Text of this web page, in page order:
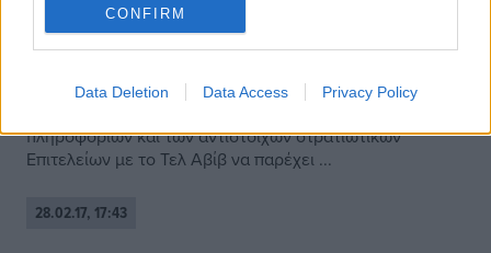
CONFIRM
Data Deletion Data Access Privacy Policy
ελληνικό νησί θα προκαλέσουν θερμό
επεισόδιο οι Τούρκοι
Ιδιαίτερα στενή είναι τις τελευταίες ημέρες η
πληροφοριών και των αντίστοιχων στρατιωτικών
Επιτελείων με το Τελ Αβίβ να παρέχει ...
28.02.17, 17:43